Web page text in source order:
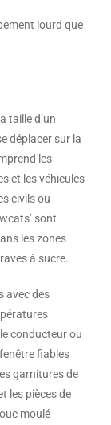
lourd que
taille d’un
déplacer sur la
les
et les véhicules
civils ou
sont
les zones
à sucre.
avec des
conducteur ou
fiables
garnitures de
les pièces de
moulé